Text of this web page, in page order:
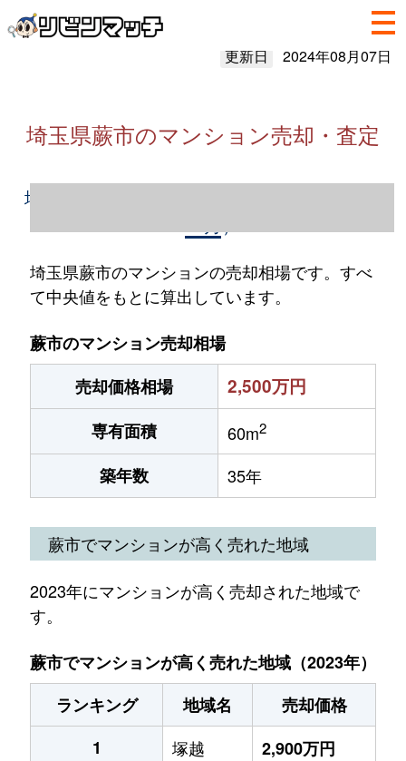
更新日 2024年08月07日
埼玉県蕨市のマンション売却・査定
埼玉県蕨市のマンション売却情報（2023年1
埼玉県蕨市のマンションの売却相場です。すべ
て中央値をもとに算出しています。
蕨市のマンション売却相場
売却価格相場
2,500万円
専有面積 60m2
築年数 35年
蕨市でマンションが高く売れた地域
2023年にマンションが高く売却された地域で
す。
蕨市でマンションが高く売れた地域（2023年）
ランキング
地域名
売却価格
1
塚越
2,900万円